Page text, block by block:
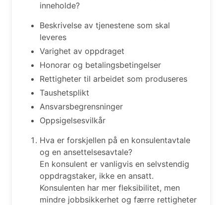
inneholde?
Beskrivelse av tjenestene som skal
leveres
Varighet av oppdraget
Honorar og betalingsbetingelser
Rettigheter til arbeidet som produseres
Taushetsplikt
Ansvarsbegrensninger
Oppsigelsesvilkår
Hva er forskjellen på en konsulentavtale
og en ansettelsesavtale?
En konsulent er vanligvis en selvstendig
oppdragstaker, ikke en ansatt.
Konsulenten har mer fleksibilitet, men
mindre jobbsikkerhet og færre rettigheter